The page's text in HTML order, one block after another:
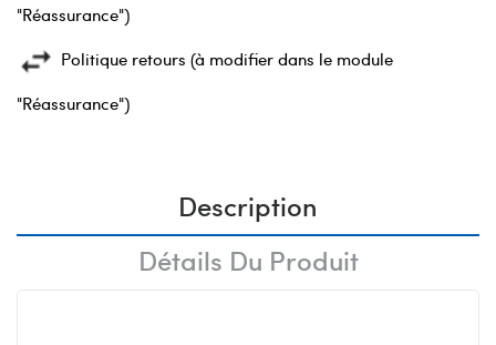
"Réassurance")
Politique retours (à modifier dans le module
"Réassurance")
Description
Détails Du Produit